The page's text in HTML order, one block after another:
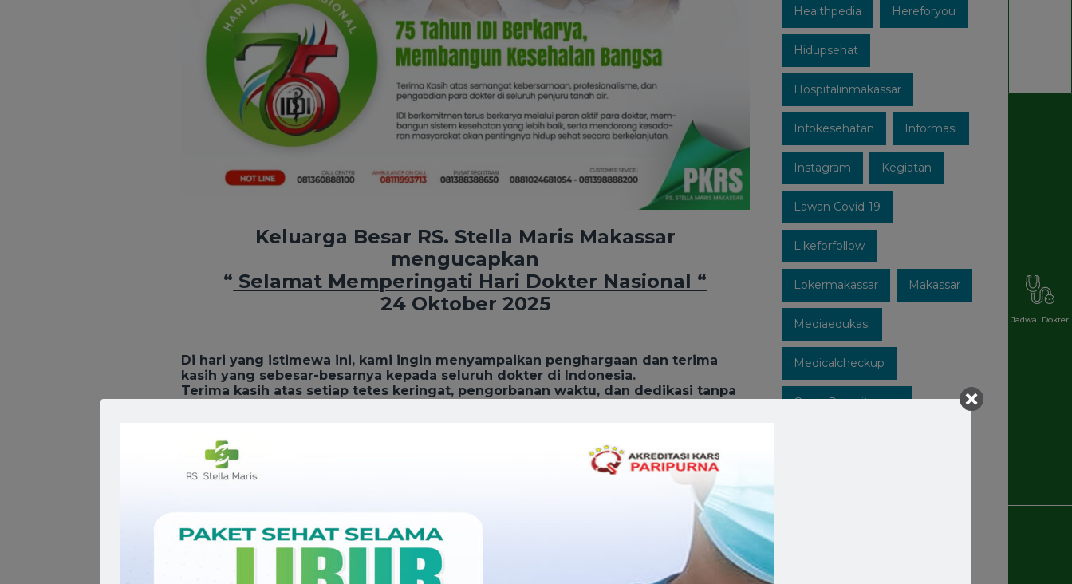
Keluarga Besar RS. Stella Maris Makassar
mengucapkan
“ Selamat Memperingati Hari Dokter Nasional “
24 Oktober 2025
Di hari yang istimewa ini, kami ingin menyampaikan penghargaan dan terima
kasih yang sebesar-besarnya kepada seluruh dokter di Indonesia.
Terima kasih atas setiap tetes keringat, pengorbanan waktu, dan dedikasi tanpa
Ilmu dan edukasi yang Anda berikan menjadi pencerah bagi masyarakat yang
membutuhkan. Terima kasih telah menjadi pahlawan di garis depan dan partner
Semoga senantiasa diberikan kesehatan, kekuatan, dan perlindungan.
Healthpedia Hereforyou
Hidupsehat
Hospitalinmakassar
Infokesehatan Informasi
Instagram Kegiatan
Lawan Covid-19
Likeforfollow
Lokermakassar Makassar
Mediaedukasi
Medicalcheckup
Open Recruitment
Jadwal Dokter